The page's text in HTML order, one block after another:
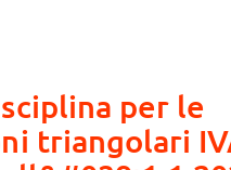
per le
triangolari